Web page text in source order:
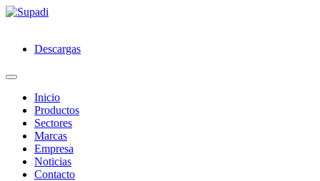
Descargas
Inicio
Productos
Sectores
Marcas
Empresa
Noticias
Contacto